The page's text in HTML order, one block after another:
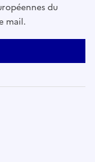
du
mail.